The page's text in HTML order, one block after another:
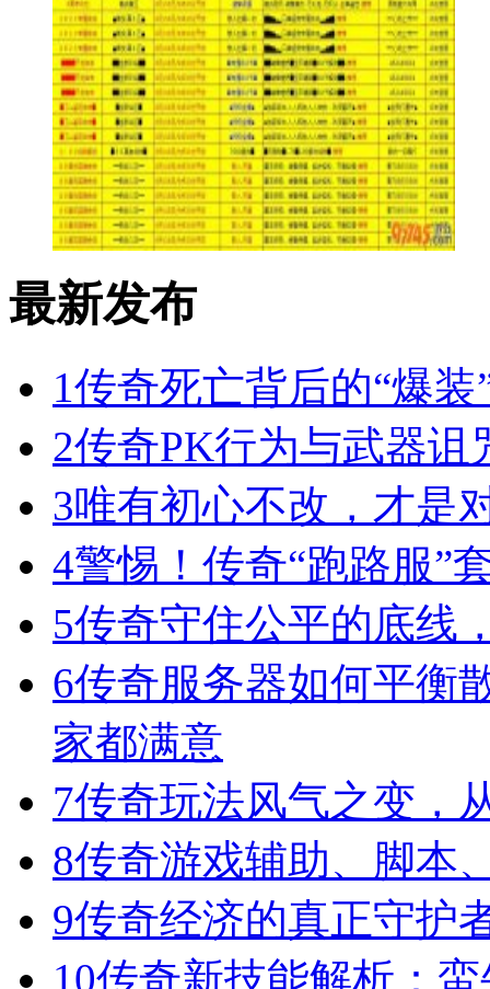
最新发布
1传奇死亡背后的“爆
2传奇PK行为与武器诅
3唯有初心不改，才是
4警惕！传奇“跑路服”
5传奇守住公平的底线
6传奇服务器如何平衡
家都满意
7传奇玩法风气之变，
8传奇游戏辅助、脚本
9传奇经济的真正守护
10传奇新技能解析：